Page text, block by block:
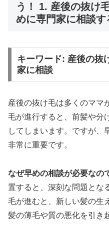
う！ 1. 産後の抜け
めに専門家に相談す
キーワード: 産後の抜
家に相談
産後の抜け毛は多くのママ
毛が進行すると、前髪や分
してしまいます。ですが、
非常に重要です。
なぜ早めの相談が必要なの
置すると、深刻な問題とな
毛が進むと、新しい髪の生
髪の薄毛や質の悪化を引き